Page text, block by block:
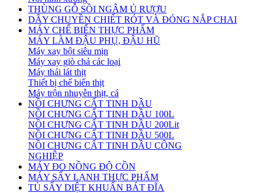
THÙNG GỖ SỒI NGÂM Ủ RƯỢU
DÂY CHUYỀN CHIẾT RÓT VÀ ĐÓNG NẮP CHAI
MÁY CHẾ BIẾN THỰC PHẨM
MÁY LÀM ĐẬU PHỤ, ĐẬU HŨ
Máy xay bột siêu mịn
Máy xay giò chả các loại
Máy thái lát thịt
Thiết bị chế biến thịt
Máy trộn nhuyễn thịt, cá
NỒI CHƯNG CẤT TINH DẦU
NỒI CHƯNG CẤT TINH DẦU 100L
NỒI CHƯNG CẤT TINH DẦU 200Lit
NỒI CHƯNG CẤT TINH DẦU 500L
NỒI CHƯNG CẤT TINH DẦU CÔNG
NGHIỆP
MÁY ĐO NỒNG ĐỘ CỒN
MÁY SẤY LẠNH THỰC PHẨM
TỦ SẤY DIỆT KHUẨN BÁT ĐĨA